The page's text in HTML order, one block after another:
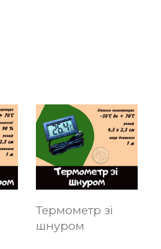
Термометр зі
шнуром